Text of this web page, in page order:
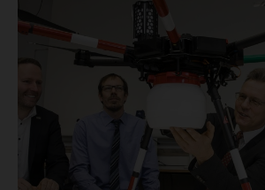
Gesundheitsversorgung.Das IDA
wie das Institut für Mikrobiologie,
Laboratoriumsmedizin und
(MILKy), Pathologie, Molekulare
Transfusionsmedizin beherbergen. Diese
räumliche Nähe und die moderne
ermöglichen eine optimierte
Anwendungen und bieten sowohl
und Patienten als auch